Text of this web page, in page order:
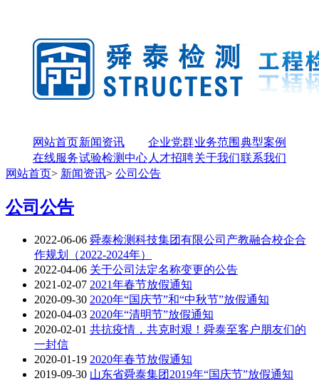
网站首页新闻资讯 企业党群业务范围 典型案例
在线服务试验检测中心 人才招聘关于我们联系我们
网站首页> 新闻资讯> 公司公告
公司公告
2022-06-06 舜泰检测科技集团有限公司产教融合校企合
作规划（2022-2024年）
2022-04-06 关于公司法定名称变更的公告
2021-02-07 2021年春节放假通知
2020-09-30 2020年“国庆节”和“中秋节”放假通知
2020-04-03 2020年“清明节”放假通知
2020-02-01 共抗疫情，共克时艰！舜泰至客户朋友们的
一封信
2020-01-19 2020年春节放假通知
2019-09-30 山东省舜泰集团2019年“国庆节”放假通知